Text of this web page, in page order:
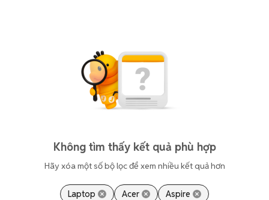
Không tìm thấy kết quả phù hợp
Hãy xóa một số bộ lọc để xem nhiều kết quả hơn
Laptop Acer Aspire